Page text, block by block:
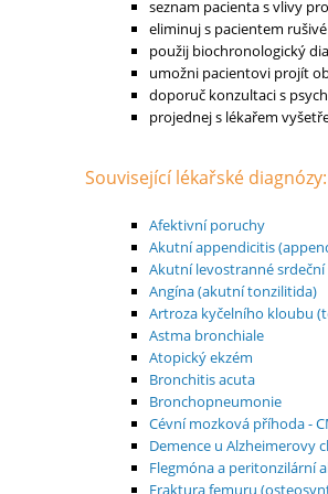
seznam pacienta s vlivy
eliminuj s pacientem
použij biochronologický
umožni pacientovi projít
doporuč konzultaci s
projednej s lékařem
Související lékařské diagnózy:
Afektivní poruchy
Akutní appendicitis
Akutní levostranné srdeční
Angína (akutní tonzilitida)
Artroza kyčelního kloubu
Astma bronchiale
Atopický ekzém
Bronchitis acuta
Bronchopneumonie
Cévní mozková příhoda -
Demence u Alzheimerovy
Flegmóna a peritonzilární
Fraktura femuru